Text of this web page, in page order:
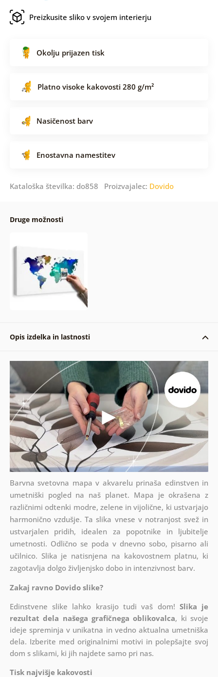
Preizkusite sliko v svojem interierju
Okolju prijazen tisk
Platno visoke kakovosti 280 g/m²
Nasičenost barv
Enostavna namestitev
Kataloška številka: do858 Proizvajalec: Dovido
Druge možnosti
Opis izdelka in lastnosti
Barvna svetovna mapa v akvarelu prinaša edinstven in
umetniški pogled na naš planet. Mapa je okrašena z
različnimi odtenki modre, zelene in vijolične, ki ustvarjajo
harmonično vzdušje. Ta slika vnese v notranjost svež in
ustvarjalen pridih, idealen za popotnike in ljubitelje
umetnosti. Odlično se poda v dnevno sobo, pisarno ali
učilnico. Slika je natisnjena na kakovostnem platnu, ki
zagotavlja dolgo življenjsko dobo in intenzivnost barv.
Zakaj ravno Dovido slike?
Edinstvene slike lahko krasijo tudi vaš dom! Slika je
rezultat dela našega grafičnega oblikovalca, ki svoje
ideje spreminja v unikatna in vedno aktualna umetniška
dela. Izberite med originalnimi motivi in polepšajte svoj
dom s slikami, ki jih najdete samo pri nas.
Tisk najvišje kakovosti